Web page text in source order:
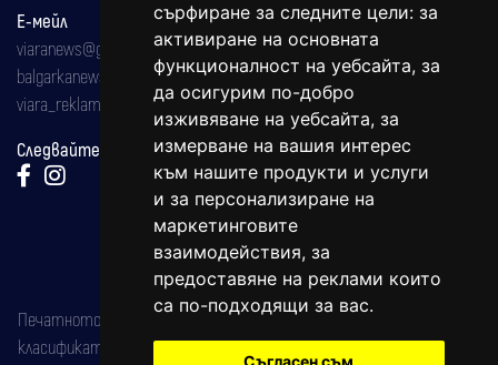
сърфиране за следните цели: за
активиране на основната
функционалност на уебсайта, за
да осигурим по-добро
изживяване на уебсайта, за
измерване на вашия интерес
към нашите продукти и услуги
и за персонализиране на
маркетинговите
взаимодействия, за
предоставяне на реклами които
са по-подходящи за вас.
Съгласен съм
Е-мейл
viaranews@gmail.com
balgarkanews@gmail.com
viara_reklama@mail.bg
Следвайте ни:
Печатното издание на вестника е регистрирано в националния
класификатор на печатните издания (Българска национална